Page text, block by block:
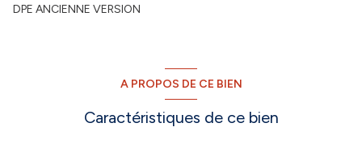
DPE ANCIENNE VERSION
A PROPOS DE CE BIEN
Caractéristiques de ce bien